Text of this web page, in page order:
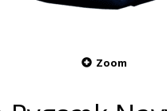
Zoom